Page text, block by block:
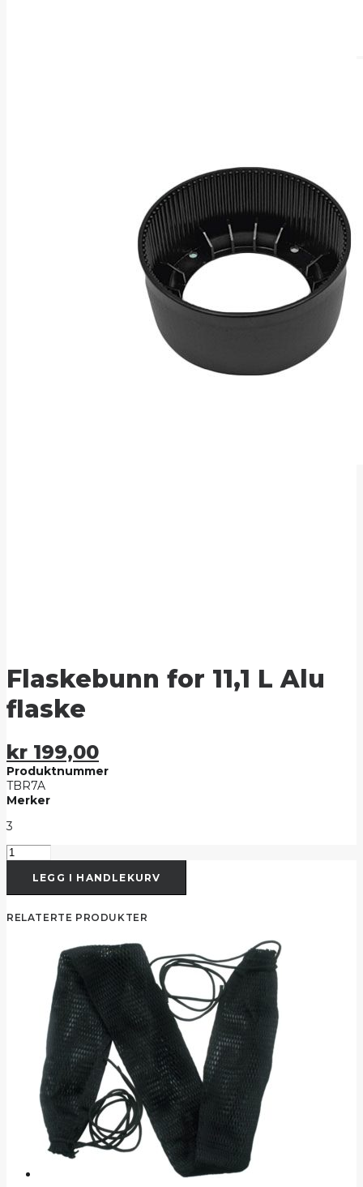
Flaskebunn for 11,1 L Alu
flaske
kr 199,00
Produktnummer
TBR7A
Merker
3
Flaskebunn
L
flaske
LEGG I HANDLEKURV
RELATERTE PRODUKTER